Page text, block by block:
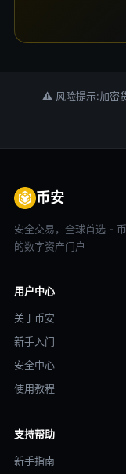
⚠ 风险提示:加密
币安
安全交易，全球首选 -
的数字资产门户
用户中心
关于币安
新手入门
安全中心
使用教程
支持帮助
新手指南